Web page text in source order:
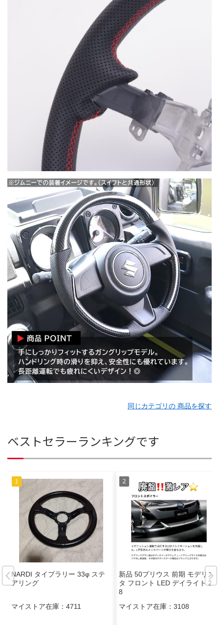
同じカテゴリの 商品を探す
ベストセラーランキングです
NARDI タイプラリー 33φ ステ
アリング
マイストア在庫： 4711
新品 50プリウス 前期 モデリス
タ フロント LED デイライト 21
8
マイストア在庫： 3108